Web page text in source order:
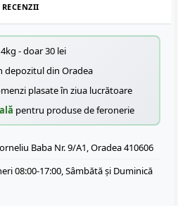
RECENZII
- doar 30 lei
depozitul din Oradea
plasate în ziua lucrătoare
pentru produse de feronerie
Baba Nr. 9/A1, Oradea 410606
08:00-17:00, Sâmbătă și Duminică